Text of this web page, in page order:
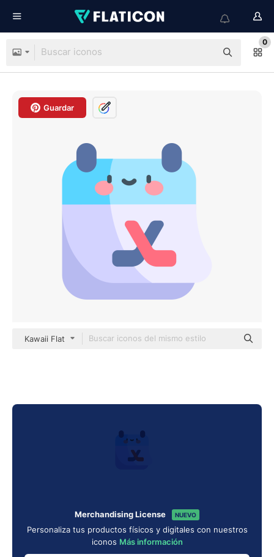
0
Guardar
Kawaii Flat
Merchandising License NUEVO
Personaliza tus productos físicos y digitales con nuestros
iconos Más información